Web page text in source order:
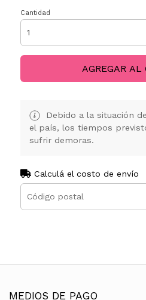
Cantidad
AGREGAR AL
Debido a la situación
el país, los tiempos
sufrir demoras.
Calculá el costo de envío
MEDIOS DE PAGO